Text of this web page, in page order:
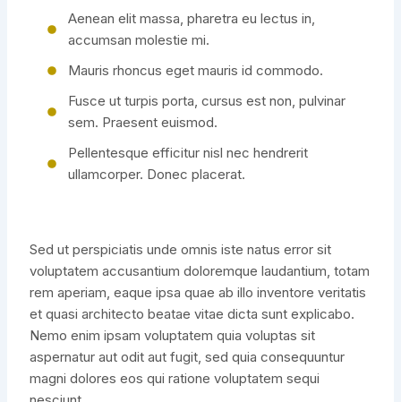
Aenean elit massa, pharetra eu lectus in,
accumsan molestie mi.
Mauris rhoncus eget mauris id commodo.
Fusce ut turpis porta, cursus est non, pulvinar
sem. Praesent euismod.
Pellentesque efficitur nisl nec hendrerit
ullamcorper. Donec placerat.
Sed ut perspiciatis unde omnis iste natus error sit
voluptatem accusantium doloremque laudantium, totam
rem aperiam, eaque ipsa quae ab illo inventore veritatis
et quasi architecto beatae vitae dicta sunt explicabo.
Nemo enim ipsam voluptatem quia voluptas sit
aspernatur aut odit aut fugit, sed quia consequuntur
magni dolores eos qui ratione voluptatem sequi